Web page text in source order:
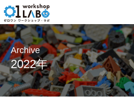
Archive
2022年